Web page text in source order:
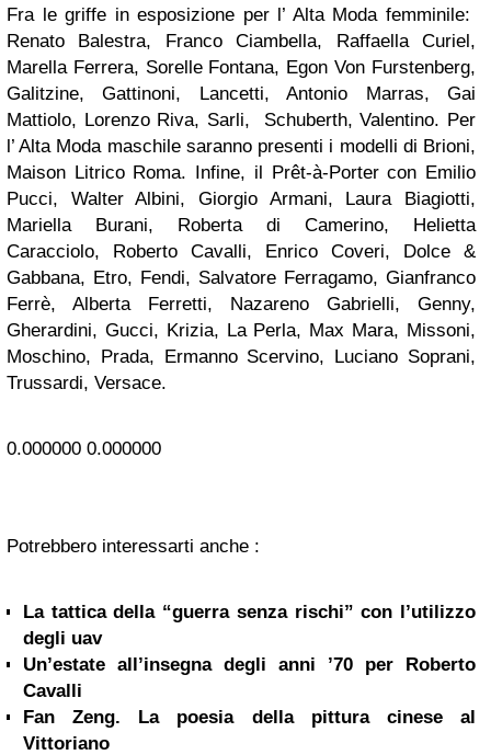
Fra le griffe in esposizione per l’ Alta Moda femminile:
Renato Balestra, Franco Ciambella, Raffaella Curiel,
Marella Ferrera, Sorelle Fontana, Egon Von Furstenberg,
Galitzine, Gattinoni, Lancetti, Antonio Marras, Gai
Mattiolo, Lorenzo Riva, Sarli, Schuberth, Valentino. Per
l’ Alta Moda maschile saranno presenti i modelli di Brioni,
Maison Litrico Roma. Infine, il Prêt-à-Porter con Emilio
Pucci, Walter Albini, Giorgio Armani, Laura Biagiotti,
Mariella Burani, Roberta di Camerino, Helietta
Caracciolo, Roberto Cavalli, Enrico Coveri, Dolce &
Gabbana, Etro, Fendi, Salvatore Ferragamo, Gianfranco
Ferrè, Alberta Ferretti, Nazareno Gabrielli, Genny,
Gherardini, Gucci, Krizia, La Perla, Max Mara, Missoni,
Moschino, Prada, Ermanno Scervino, Luciano Soprani,
Trussardi, Versace.
0.000000 0.000000
Potrebbero interessarti anche :
La tattica della “guerra senza rischi” con l’utilizzo
degli uav
Un’estate all’insegna degli anni ’70 per Roberto
Cavalli
Fan Zeng. La poesia della pittura cinese al
Vittoriano